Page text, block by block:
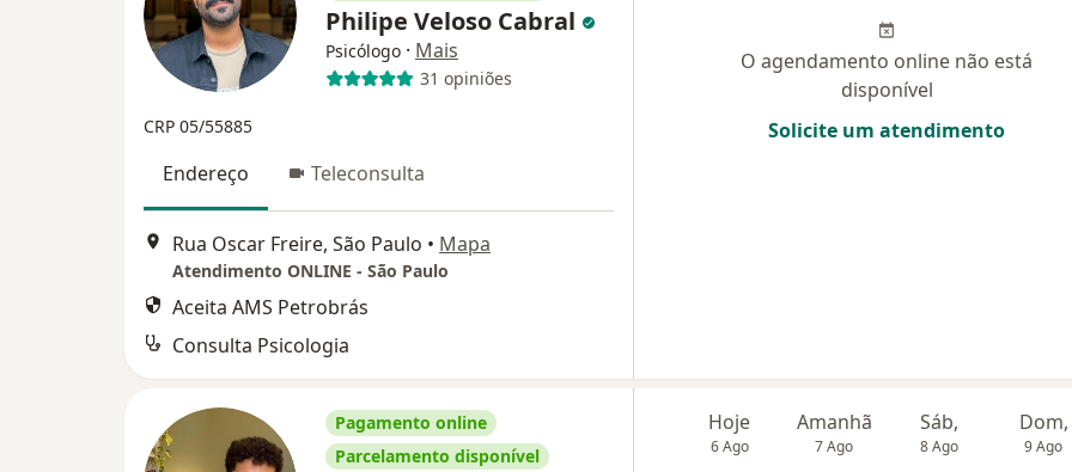
Philipe Veloso Cabral
Psicólogo · Mais
31 opiniões
CRP 05/55885
Endereço Teleconsulta
Rua Oscar Freire, São Paulo • Mapa
Atendimento ONLINE - São Paulo
Aceita AMS Petrobrás
Consulta Psicologia
O agendamento online não está
disponível
Solicite um atendimento
Pagamento online
Parcelamento disponível
Hoje
6 Ago
Amanhã
7 Ago
Sáb,
8 Ago
Dom,
9 Ago